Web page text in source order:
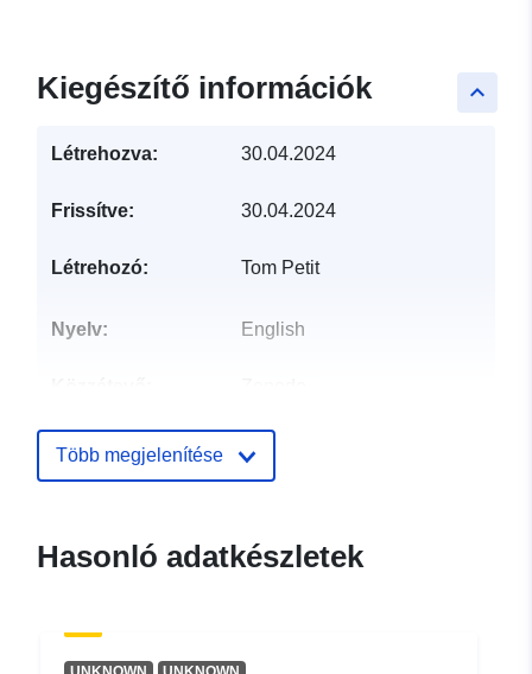
keyboard_arrow_up
Kiegészítő információk
Létrehozva: 30.04.2024
Frissítve: 30.04.2024
Létrehozó: Tom Petit
Nyelv: English
Katalógus-
nyilvántartás:
Hozzáadva a data.europa.eu-hoz:
29 July 2026
Egyéb
Több megjelenítése
Hasonló adatkészletek